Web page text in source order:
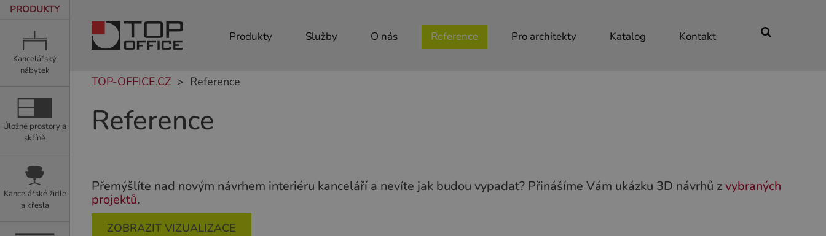
PRODUKTY
Kancelářský
nábytek
Úložné prostory a
skříně
Kancelářské židle
a křesla
Produkty Služby O nás Reference Pro architekty Katalog Kontakt
TOP-OFFICE.CZ Reference
Reference
Přemýšlíte nad novým návrhem interiéru kanceláří a nevíte jak budou vypadat? Přinášíme Vám ukázku 3D návrhů zvybraných
projektů.
ZOBRAZIT VIZUALIZACE